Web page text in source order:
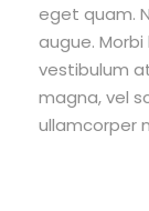
eget quam.
augue.
vestibulum
magna, vel
ullamcorper